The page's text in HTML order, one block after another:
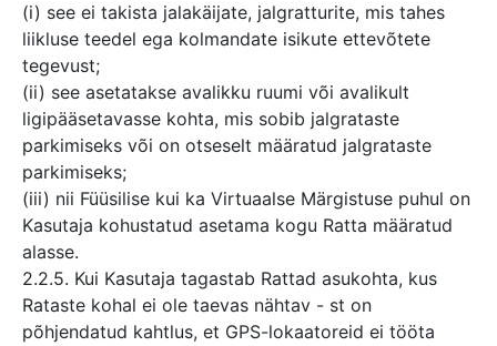
(i) see ei takista jalakäijate, jalgratturite, mis tahes
liikluse teedel ega kolmandate isikute ettevõtete
tegevust;
(ii) see asetatakse avalikku ruumi või avalikult
ligipääsetavasse kohta, mis sobib jalgrataste
parkimiseks või on otseselt määratud jalgrataste
parkimiseks;
(iii) nii Füüsilise kui ka Virtuaalse Märgistuse puhul on
Kasutaja kohustatud asetama kogu Ratta määratud
alasse.
2.2.5. Kui Kasutaja tagastab Rattad asukohta, kus
Rataste kohal ei ole taevas nähtav - st on
põhjendatud kahtlus, et GPS-lokaatoreid ei tööta